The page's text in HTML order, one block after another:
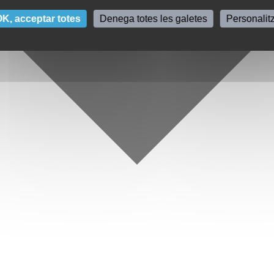
acceptar totes Denega totes les galetes